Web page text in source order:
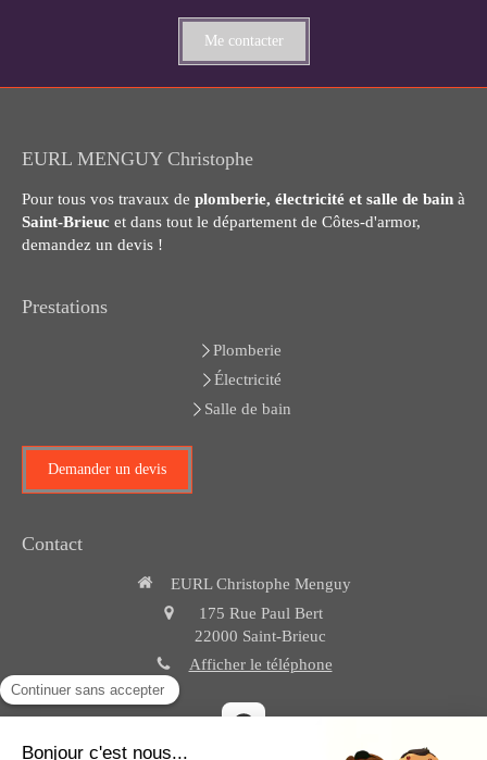
Me contacter
EURL MENGUY Christophe
Pour tous vos travaux de plomberie, électricité et salle de bain à
Saint-Brieuc et dans tout le département de Côtes-d'armor,
demandez un devis !
Prestations
Plomberie
Électricité
Salle de bain
Demander un devis
Contact
EURL Christophe Menguy
175 Rue Paul Bert
22000 Saint-Brieuc
Afficher le téléphone